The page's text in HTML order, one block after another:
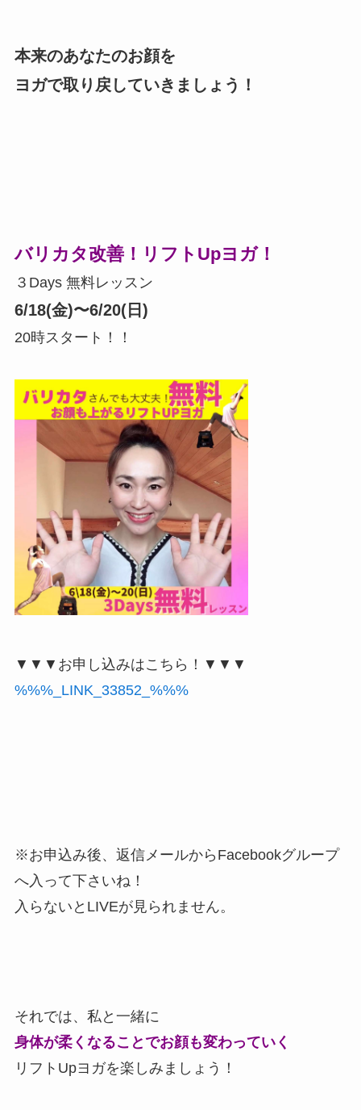
本来のあなたのお顔を
ヨガで取り戻していきましょう！
バリカタ改善！リフトUpヨガ！
３Days 無料レッスン
6/18(金)〜6/20(日)
20時スタート！！
▼▼▼お申し込みはこちら！▼▼▼
%%%_LINK_33852_%%%
※お申込み後、返信メールからFacebookグループ
へ入って下さいね！
入らないとLIVEが見られません。
それでは、私と一緒に
身体が柔くなることでお顔も変わっていく
リフトUpヨガを楽しみましょう！